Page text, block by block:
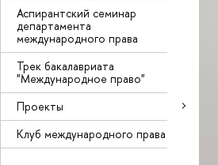
Аспирантский семинар
департамента
международного права
Трек бакалавриата
"Международное право"
Проекты
Клуб международного права